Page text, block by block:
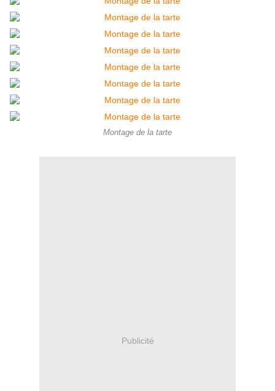
Montage de la tarte
Publicité